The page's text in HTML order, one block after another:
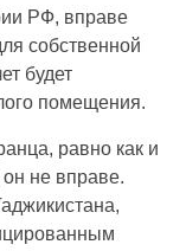
РФ, вправе
собственной
будет
помещения.
равно как и
он не вправе.